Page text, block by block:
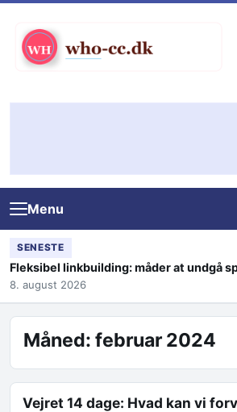
Menu
SENESTE
Fleksibel linkbuilding: måder at undgå
8. august 2026
Måned: februar 2024
Vejret 14 dage: Hvad kan vi